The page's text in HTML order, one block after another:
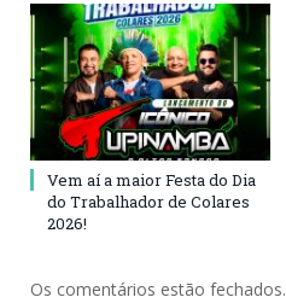
Vem aí a maior Festa do Dia
do Trabalhador de Colares
2026!
Os comentários estão fechados.